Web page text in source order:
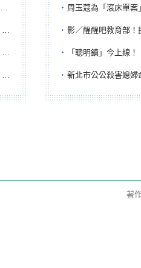
周玉蔻為「滾床單案」出庭...遭罵妖
影／醒醒吧教育部！民眾黨新北市議員參
「聰明鎮」今上線！ 富江雙頭
新北市公公殺害媳婦命案 高大
著